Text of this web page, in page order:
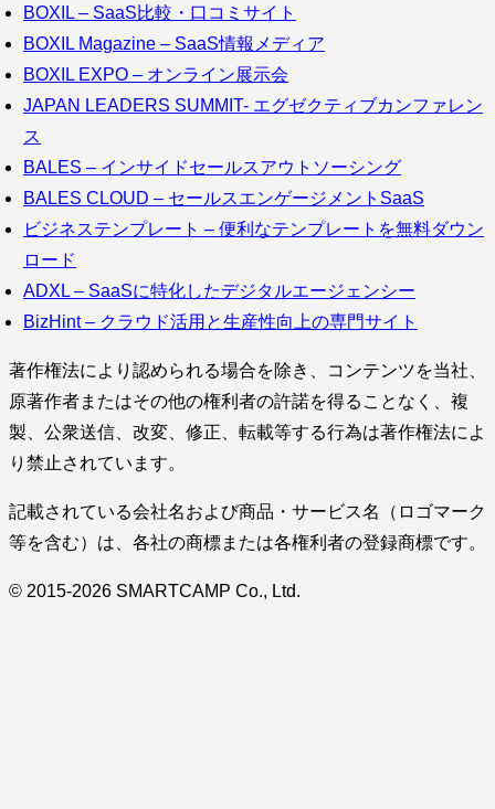
BOXIL – SaaS比較・口コミサイト
BOXIL Magazine – SaaS情報メディア
BOXIL EXPO – オンライン展示会
JAPAN LEADERS SUMMIT- エグゼクティブカンファレン
ス
BALES – インサイドセールスアウトソーシング
BALES CLOUD – セールスエンゲージメントSaaS
ビジネステンプレート – 便利なテンプレートを無料ダウン
ロード
ADXL – SaaSに特化したデジタルエージェンシー
BizHint – クラウド活用と生産性向上の専門サイト
著作権法により認められる場合を除き、コンテンツを当社、
原著作者またはその他の権利者の許諾を得ることなく、複
製、公衆送信、改変、修正、転載等する行為は著作権法によ
り禁止されています。
記載されている会社名および商品・サービス名（ロゴマーク
等を含む）は、各社の商標または各権利者の登録商標です。
© 2015-2026 SMARTCAMP Co., Ltd.